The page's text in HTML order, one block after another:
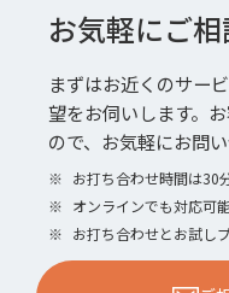
お気軽にご
まずはお近くのサー
望をお伺いします。
ので、お気軽にお問
※ お打ち合わせ時間は30
※ オンラインでも対応可能
※ お打ち合わせとお試し